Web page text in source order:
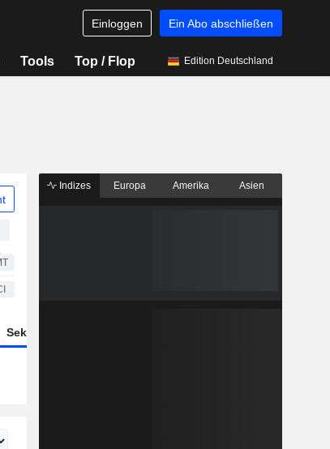
Einloggen Ein Abo abschließen
Tools Top / Flop Edition Deutschland
Sektor
Indizes Europa Amerika Asien